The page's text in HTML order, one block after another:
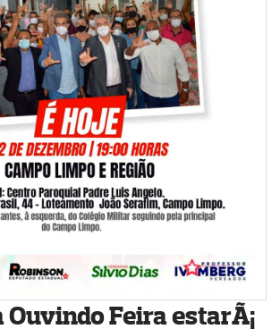
Ouvindo Feira estarÃ¡